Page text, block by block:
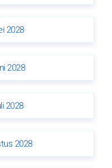
2028
2028
2028
2028